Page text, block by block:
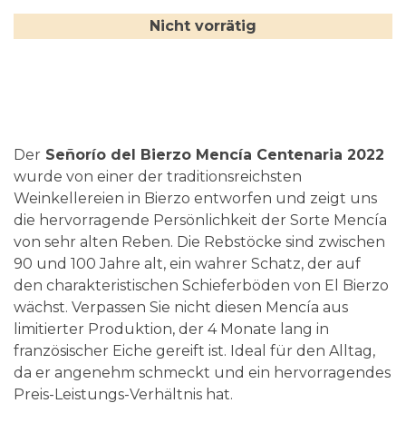
Nicht vorrätig
Der Señorío del Bierzo Mencía Centenaria 2022
wurde von einer der traditionsreichsten
Weinkellereien in Bierzo entworfen und zeigt uns
die hervorragende Persönlichkeit der Sorte Mencía
von sehr alten Reben. Die Rebstöcke sind zwischen
90 und 100 Jahre alt, ein wahrer Schatz, der auf
den charakteristischen Schieferböden von El Bierzo
wächst. Verpassen Sie nicht diesen Mencía aus
limitierter Produktion, der 4 Monate lang in
französischer Eiche gereift ist. Ideal für den Alltag,
da er angenehm schmeckt und ein hervorragendes
Preis-Leistungs-Verhältnis hat.